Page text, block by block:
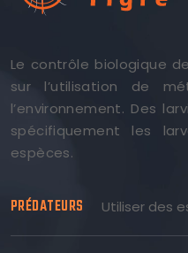
Le contrôle biologique
sur l’utilisation de
l’environnement. Des
spécifiquement les
espèces.
PRÉDATEURS Utiliser des